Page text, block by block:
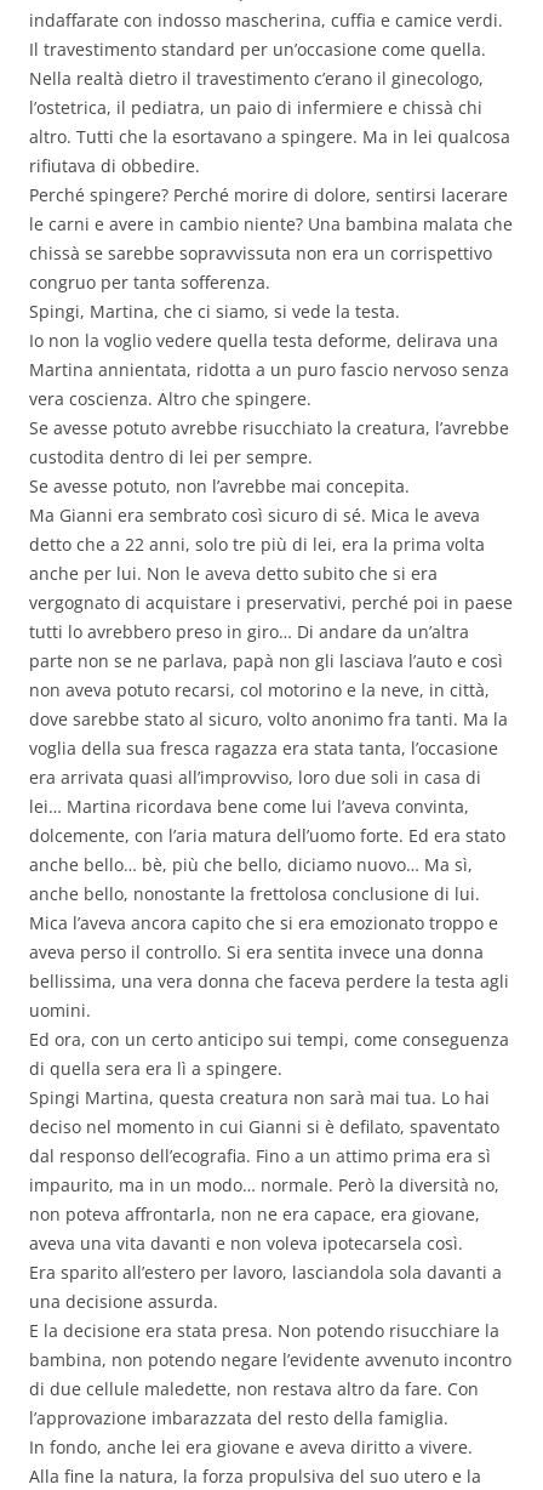
indaffarate con indosso mascherina, cuffia e camice verdi.
Il travestimento standard per un’occasione come quella.
Nella realtà dietro il travestimento c’erano il ginecologo,
l’ostetrica, il pediatra, un paio di infermiere e chissà chi
altro. Tutti che la esortavano a spingere. Ma in lei qualcosa
rifiutava di obbedire.
Perché spingere? Perché morire di dolore, sentirsi lacerare
le carni e avere in cambio niente? Una bambina malata che
chissà se sarebbe sopravvissuta non era un corrispettivo
congruo per tanta sofferenza.
Spingi, Martina, che ci siamo, si vede la testa.
Io non la voglio vedere quella testa deforme, delirava una
Martina annientata, ridotta a un puro fascio nervoso senza
vera coscienza. Altro che spingere.
Se avesse potuto avrebbe risucchiato la creatura, l’avrebbe
custodita dentro di lei per sempre.
Se avesse potuto, non l’avrebbe mai concepita.
Ma Gianni era sembrato così sicuro di sé. Mica le aveva
detto che a 22 anni, solo tre più di lei, era la prima volta
anche per lui. Non le aveva detto subito che si era
vergognato di acquistare i preservativi, perché poi in paese
tutti lo avrebbero preso in giro… Di andare da un’altra
parte non se ne parlava, papà non gli lasciava l’auto e così
non aveva potuto recarsi, col motorino e la neve, in città,
dove sarebbe stato al sicuro, volto anonimo fra tanti. Ma la
voglia della sua fresca ragazza era stata tanta, l’occasione
era arrivata quasi all’improvviso, loro due soli in casa di
lei… Martina ricordava bene come lui l’aveva convinta,
dolcemente, con l’aria matura dell’uomo forte. Ed era stato
anche bello… bè, più che bello, diciamo nuovo… Ma sì,
anche bello, nonostante la frettolosa conclusione di lui.
Mica l’aveva ancora capito che si era emozionato troppo e
aveva perso il controllo. Si era sentita invece una donna
bellissima, una vera donna che faceva perdere la testa agli
uomini.
Ed ora, con un certo anticipo sui tempi, come conseguenza
di quella sera era lì a spingere.
Spingi Martina, questa creatura non sarà mai tua. Lo hai
deciso nel momento in cui Gianni si è defilato, spaventato
dal responso dell’ecografia. Fino a un attimo prima era sì
impaurito, ma in un modo… normale. Però la diversità no,
non poteva affrontarla, non ne era capace, era giovane,
aveva una vita davanti e non voleva ipotecarsela così.
Era sparito all’estero per lavoro, lasciandola sola davanti a
una decisione assurda.
E la decisione era stata presa. Non potendo risucchiare la
bambina, non potendo negare l’evidente avvenuto incontro
di due cellule maledette, non restava altro da fare. Con
l’approvazione imbarazzata del resto della famiglia.
In fondo, anche lei era giovane e aveva diritto a vivere.
Alla fine la natura, la forza propulsiva del suo utero e la